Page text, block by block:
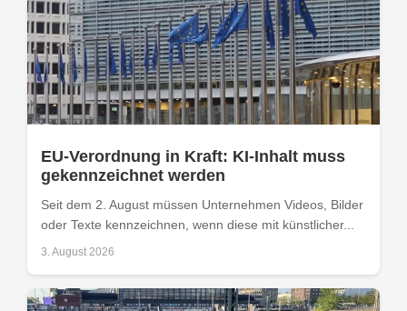
EU-Verordnung in Kraft: KI-Inhalt muss
gekennzeichnet werden
Seit dem 2. August müssen Unternehmen Videos, Bilder
oder Texte kennzeichnen, wenn diese mit künstlicher...
3. August 2026